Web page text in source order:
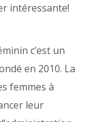
intéressante!
c’est un
en 2010. La
femmes à
leur